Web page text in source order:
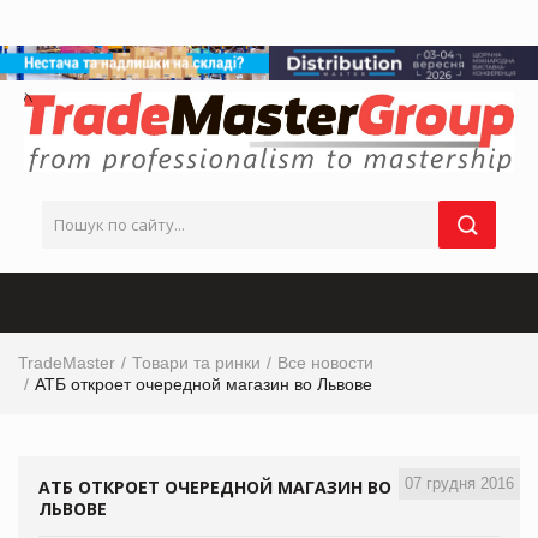
TradeMaster Товари та ринки
Все новости
АТБ откроет очередной магазин во Львове
07 грудня 2016
АТБ ОТКРОЕТ ОЧЕРЕДНОЙ МАГАЗИН ВО
ЛЬВОВЕ